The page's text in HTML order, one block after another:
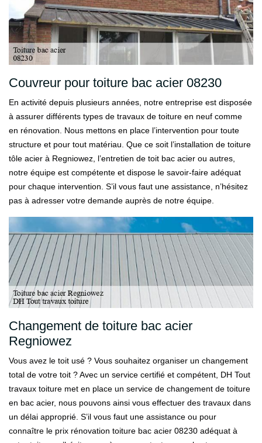
Couvreur pour toiture bac acier 08230
En activité depuis plusieurs années, notre entreprise est disposée
à assurer différents types de travaux de toiture en neuf comme
en rénovation. Nous mettons en place l’intervention pour toute
structure et pour tout matériau. Que ce soit l’installation de toiture
tôle acier à Regniowez, l’entretien de toit bac acier ou autres,
notre équipe est compétente et dispose le savoir-faire adéquat
pour chaque intervention. S’il vous faut une assistance, n’hésitez
pas à adresser votre demande auprès de notre équipe.
Changement de toiture bac acier
Regniowez
Vous avez le toit usé ? Vous souhaitez organiser un changement
total de votre toit ? Avec un service certifié et compétent, DH Tout
travaux toiture met en place un service de changement de toiture
en bac acier, nous pouvons ainsi vous effectuer des travaux dans
un délai approprié. S’il vous faut une assistance ou pour
connaître le prix rénovation toiture bac acier 08230 adéquat à